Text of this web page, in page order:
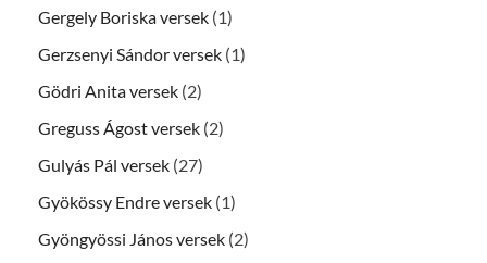
Gergely Boriska versek (1)
Gerzsenyi Sándor versek (1)
Gödri Anita versek (2)
Greguss Ágost versek (2)
Gulyás Pál versek (27)
Gyökössy Endre versek (1)
Gyöngyössi János versek (2)